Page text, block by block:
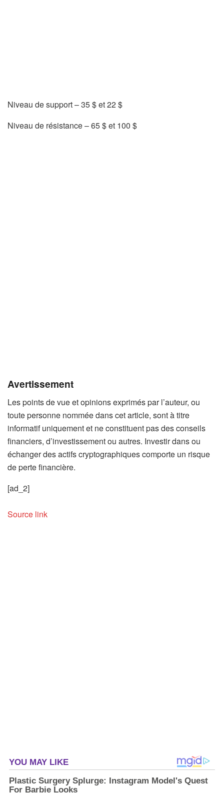
Niveau de support – 35 $ et 22 $
Niveau de résistance – 65 $ et 100 $
Avertissement
Les points de vue et opinions exprimés par l’auteur, ou
toute personne nommée dans cet article, sont à titre
informatif uniquement et ne constituent pas des conseils
financiers, d’investissement ou autres. Investir dans ou
échanger des actifs cryptographiques comporte un risque
de perte financière.
[ad_2]
Source link